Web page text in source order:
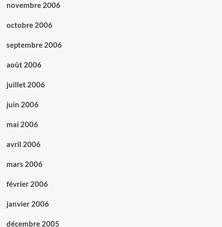
novembre 2006
octobre 2006
septembre 2006
août 2006
juillet 2006
juin 2006
mai 2006
avril 2006
mars 2006
février 2006
janvier 2006
décembre 2005